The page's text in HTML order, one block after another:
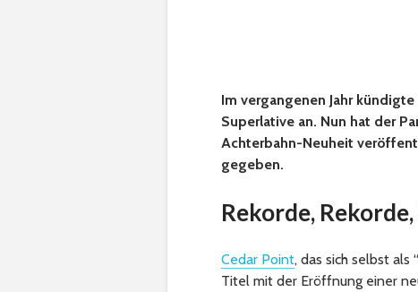
Im vergangenen Jahr
Superlative an. Nun hat der
Achterbahn-Neuheit
gegeben.
Rekorde,
Cedar Point, das sich selbst
Titel mit der Eröffnung einer